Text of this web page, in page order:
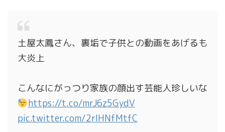
土屋太鳳さん、裏垢で子供との動画をあげるも
大炎上
こんなにがっつり家族の顔出す芸能人珍しいな
https://t.co/mrJ6z5GydV
pic.twitter.com/2rlHNfMtfC